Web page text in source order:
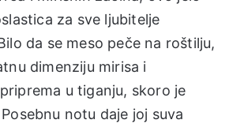
za sve ljubitelje
da se meso peče na roštilju,
dimenziju mirisa i
u tiganju, skoro je
notu daje joj suva